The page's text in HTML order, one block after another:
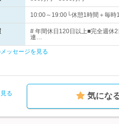
10:00～19:00└休憩1時間＋毎
# 年間休日120日以上■完全週休
連…
ッセージを見る
る 気にな